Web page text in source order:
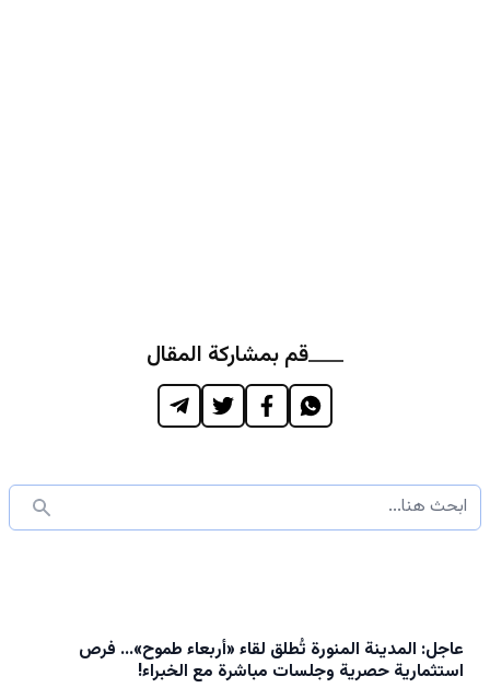
قم بمشاركة المقال
عاجل: المدينة المنورة تُطلق لقاء «أربعاء طموح»… فرص
استثمارية حصرية وجلسات مباشرة مع الخبراء!